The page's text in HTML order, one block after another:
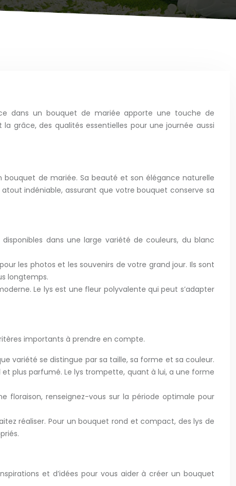
dans un bouquet de mariée apporte une touche de
grâce, des qualités essentielles pour une journée aussi
de mariée. Sa beauté et son élégance naturelle
indéniable, assurant que votre bouquet conserve sa
dans une large variété de couleurs, du blanc
les photos et les souvenirs de votre grand jour. Ils sont
longtemps.
Le lys est une fleur polyvalente qui peut s’adapter
importants à prendre en compte.
variété se distingue par sa taille, sa forme et sa couleur.
plus parfumé. Le lys trompette, quant à lui, a une forme
floraison, renseignez-vous sur la période optimale pour
réaliser. Pour un bouquet rond et compact, des lys de
et d’idées pour vous aider à créer un bouquet